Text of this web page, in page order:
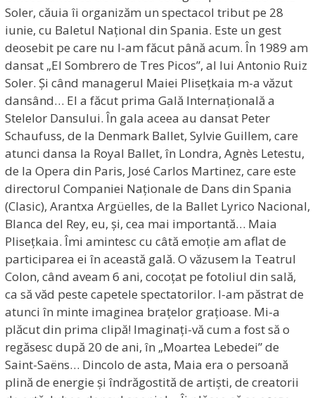
Soler, căuia îi organizăm un spectacol tribut pe 28
iunie, cu Baletul Național din Spania. Este un gest
deosebit pe care nu l-am făcut până acum. În 1989 am
dansat „El Sombrero de Tres Picos”, al lui Antonio Ruiz
Soler. Și când managerul Maiei Plisețkaia m-a văzut
dansând… El a făcut prima Gală Internațională a
Stelelor Dansului. În gala aceea au dansat Peter
Schaufuss, de la Denmark Ballet, Sylvie Guillem, care
atunci dansa la Royal Ballet, în Londra, Agnès Letestu,
de la Opera din Paris, José Carlos Martinez, care este
directorul Companiei Naționale de Dans din Spania
(Clasic), Arantxa Argüelles, de la Ballet Lyrico Nacional,
Blanca del Rey, eu, și, cea mai importantă… Maia
Plisețkaia. Îmi amintesc cu câtă emoție am aflat de
participarea ei în această gală. O văzusem la Teatrul
Colon, când aveam 6 ani, cocoțat pe fotoliul din sală,
ca să văd peste capetele spectatorilor. I-am păstrat de
atunci în minte imaginea brațelor grațioase. Mi-a
plăcut din prima clipă! Imaginați-vă cum a fost să o
regăsesc după 20 de ani, în „Moartea Lebedei” de
Saint-Saëns… Dincolo de asta, Maia era o persoană
plină de energie și îndrăgostită de artiști, de creatorii